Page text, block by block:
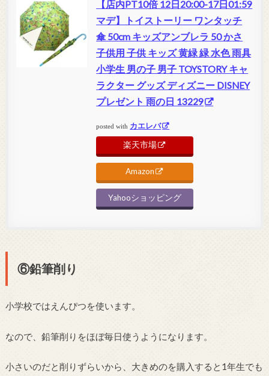
【店内PT10倍 12日20:00-17日01:59
マデ】トイストーリー ワンタッチ
傘 50cm キッズアンブレラ 50 かさ
子供用 子供 キッズ 黄緑 緑 水色 雨具
小学生 男の子 男子 TOYSTORY キャ
ラクター グッズ ディズニー DISNEY
プレゼント 雨の日 13229
posted with カエレバ
楽天市場
Amazon
Yahooショッピング
⑥鉛筆削り
小学校ではえんぴつを使います。
なので、鉛筆削りをほぼ毎日使うようになります。
小さいのだと削りずらいから、大きめのを購入すると1年生でも